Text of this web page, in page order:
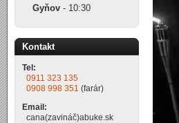
Gyňov - 10:30
Kontakt
Tel:
0911 323 135
0908 998 351 (farár)
Email:
cana(zavináč)abuke.sk